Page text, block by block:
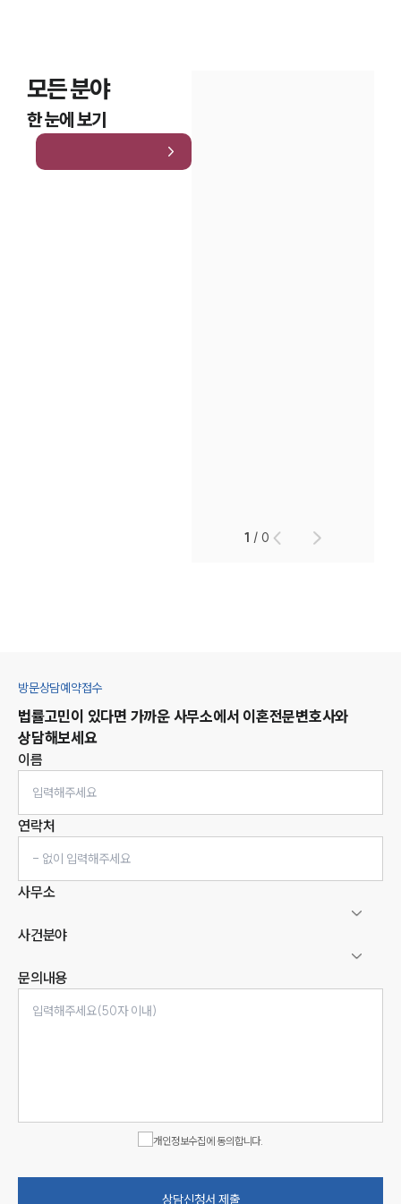
모든 분야
한 눈에 보기
1 /0
방문상담예약접수
법률고민이 있다면 가까운 사무소에서 이혼전문변호사와
상담해보세요
이름
연락처
사무소
사건분야
문의내용
개인정보수집에 동의합니다.
상담신청서 제출